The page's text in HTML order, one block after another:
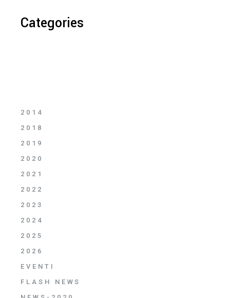
Categories
2014
2018
2019
2020
2021
2022
2023
2024
2025
2026
EVENTI
FLASH NEWS